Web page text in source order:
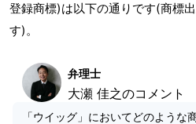
登録商標)は以下の通りです(商標
す)。
弁理士
大瀬 佳之のコメント
「ウイッグ」においてどのような